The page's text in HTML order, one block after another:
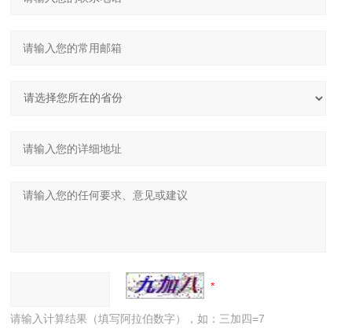
请输入计算结果（填写阿拉伯数字），如：三加四=7